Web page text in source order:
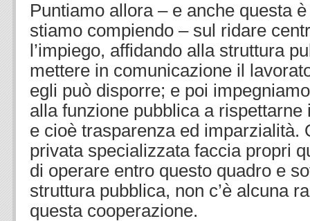
Puntiamo allora – e anche questa
stiamo compiendo – sul ridare
l’impiego, affidando alla struttura
mettere in comunicazione il
egli può disporre; e poi
alla funzione pubblica a
e cioè trasparenza ed imparzialità.
privata specializzata faccia propri
di operare entro questo quadro e
struttura pubblica, non c’è alcuna
questa cooperazione.